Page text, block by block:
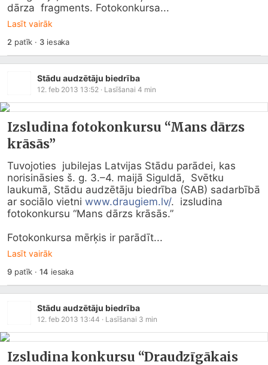
dārza  fragments. Fotokonkursa...
Lasīt vairāk
2 patīk · 3iesaka
Stādu audzētāju biedrība
12. feb 2013 13:52 · Lasīšanai 4 min
Izsludina fotokonkursu “Mans dārzs
krāsās”
Tuvojoties  jubilejas Latvijas Stādu parādei, kas
norisināsies š. g. 3.–4. maijā Siguldā,  Svētku
laukumā, Stādu audzētāju biedrība (SAB) sadarbībā
ar sociālo vietni www.draugiem.lv/.  izsludina
fotokonkursu “Mans dārzs krāsās.”
Fotokonkursa mērķis ir parādīt...
Lasīt vairāk
9patīk ·14 iesaka
Stādu audzētāju biedrība
12. feb 2013 13:44 · Lasīšanai 3 min
Izsludina konkursu “Draudzīgākais